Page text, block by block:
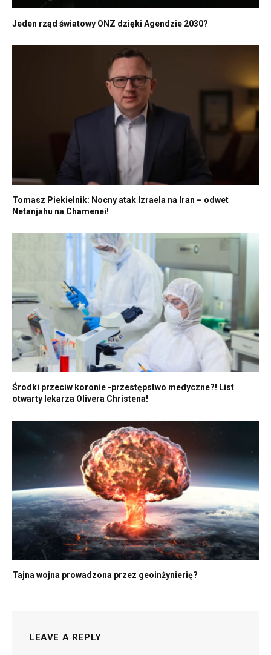
Jeden rząd światowy ONZ dzięki Agendzie 2030?
Tomasz Piekielnik: Nocny atak Izraela na Iran – odwet
Netanjahu na Chamenei!
Środki przeciw koronie -przestępstwo medyczne?! List
otwarty lekarza Olivera Christena!
Tajna wojna prowadzona przez geoinżynierię?
LEAVE A REPLY